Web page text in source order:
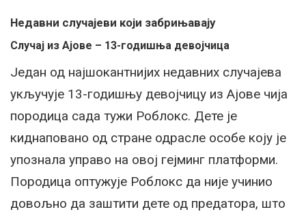
Недавни случајеви који забрињавају
Случај из Ајове – 13-годишња девојчица
Један од најшокантнијих недавних случајева
укључује 13-годишњу девојчицу из Ајове чија
породица сада тужи Роблокс. Дете је
киднаповано од стране одрасле особе коју је
упознала управо на овој гејминг платформи.
Породица оптужује Роблокс да није учинио
довољно да заштити дете од предатора, што